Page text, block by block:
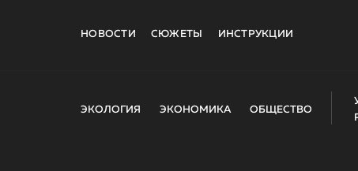
НОВОСТИ СЮЖЕТЫ ИНСТРУКЦИИ
ЭКОЛОГИЯ ЭКОНОМИКА ОБЩЕСТВО